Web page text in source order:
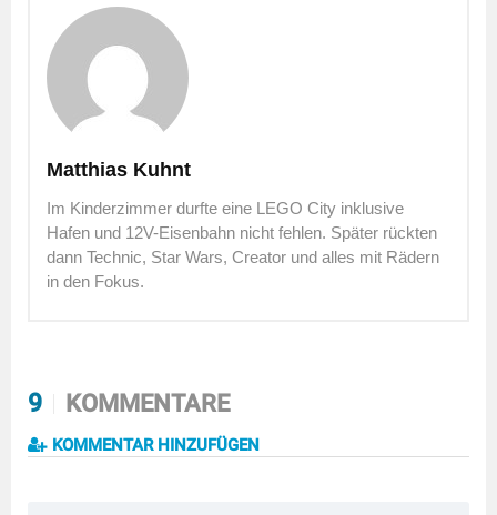
Matthias Kuhnt
Im Kinderzimmer durfte eine LEGO City inklusive
Hafen und 12V-Eisenbahn nicht fehlen. Später rückten
dann Technic, Star Wars, Creator und alles mit Rädern
in den Fokus.
9 KOMMENTARE
KOMMENTAR HINZUFÜGEN